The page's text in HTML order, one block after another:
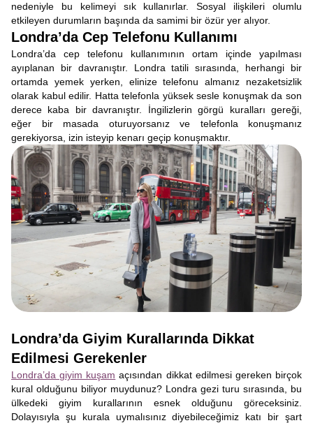
nedeniyle bu kelimeyi sık kullanırlar. Sosyal ilişkileri olumlu
etkileyen durumların başında da samimi bir özür yer alıyor.
Londra’da Cep Telefonu Kullanımı
Londra’da cep telefonu kullanımının ortam içinde yapılması
ayıplanan bir davranıştır. Londra tatili sırasında, herhangi bir
ortamda yemek yerken, elinize telefonu almanız nezaketsizlik
olarak kabul edilir. Hatta telefonla yüksek sesle konuşmak da son
derece kaba bir davranıştır. İngilizlerin görgü kuralları gereği,
eğer bir masada oturuyorsanız ve telefonla konuşmanız
gerekiyorsa, izin isteyip kenarı geçip konuşmaktır.
Londra’da Giyim Kurallarında Dikkat
Edilmesi Gerekenler
Londra’da giyim kuşam açısından dikkat edilmesi gereken birçok
kural olduğunu biliyor muydunuz? Londra gezi turu sırasında, bu
ülkedeki giyim kurallarının esnek olduğunu göreceksiniz.
Dolayısıyla şu kurala uymalısınız diyebileceğimiz katı bir şart